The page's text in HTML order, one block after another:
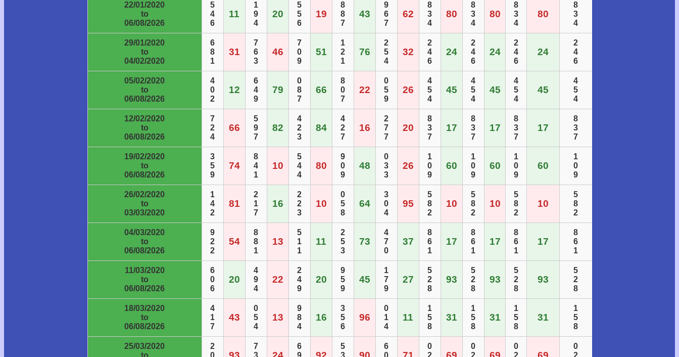
22/01/2020
to
06/08/2026
5
4
6
11
1
9
4
20
5
5
6
19
8
8
7
43
9
6
7
62
8
3
4
80
8
3
4
80
8
3
4
80
8
3
4
29/01/2020
to
04/02/2020
6
8
1
31
7
6
3
46
7
0
9
51
1
2
1
76
2
5
4
32
2
4
6
24
2
4
6
24
2
4
6
24
2
4
6
05/02/2020
to
06/08/2026
4
0
2
12
6
4
9
79
0
8
7
66
8
0
7
22
0
5
9
26
4
5
4
45
4
5
4
45
4
5
4
45
4
5
4
12/02/2020
to
06/08/2026
7
2
4
66
5
9
7
82
4
2
3
84
4
2
7
16
2
7
7
20
8
3
7
17
8
3
7
17
8
3
7
17
8
3
7
19/02/2020
to
06/08/2026
3
5
9
74
8
4
1
10
5
4
4
80
9
0
9
48
0
3
3
26
1
0
9
60
1
0
9
60
1
0
9
60
1
0
9
26/02/2020
to
03/03/2020
1
4
2
81
2
1
7
16
2
2
3
10
0
5
8
64
3
0
4
95
5
8
2
10
5
8
2
10
5
8
2
10
5
8
2
04/03/2020
to
06/08/2026
9
2
2
54
8
8
1
13
5
1
1
11
2
5
3
73
4
7
0
37
8
6
1
17
8
6
1
17
8
6
1
17
8
6
1
11/03/2020
to
06/08/2026
6
0
6
20
4
9
4
22
2
4
9
20
9
5
9
45
1
7
9
27
5
2
8
93
5
2
8
93
5
2
8
93
5
2
8
18/03/2020
to
06/08/2026
4
1
7
43
0
5
4
13
9
8
4
16
3
5
6
96
0
1
4
11
1
5
8
31
1
5
8
31
1
5
8
31
1
5
8
25/03/2020
2
7
6
5
6
0
0
0
0